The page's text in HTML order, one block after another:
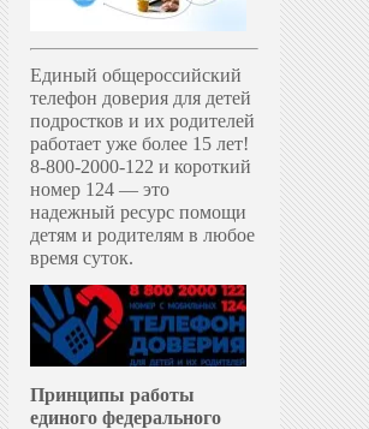
Единый общероссийский
телефон доверия для детей
подростков и их родителей
работает уже более 15 лет!
8-800-2000-122 и короткий
номер 124 — это
надежный ресурс помощи
детям и родителям в любое
время суток.
Принципы работы
единого федерального